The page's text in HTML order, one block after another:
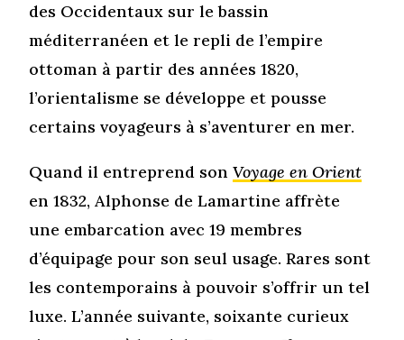
des Occidentaux sur le bassin
méditerranéen et le repli de l’empire
ottoman à partir des années 1820,
l’orientalisme se développe et pousse
certains voyageurs à s’aventurer en mer.
Quand il entreprend sonVoyage en Orient
en 1832, Alphonse de Lamartine affrète
une embarcation avec 19 membres
d’équipage pour son seul usage. Rares sont
les contemporains à pouvoir s’offrir un tel
luxe. L’année suivante, soixante curieux